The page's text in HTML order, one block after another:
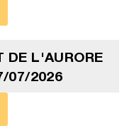
DE L'AURORE
07/2026